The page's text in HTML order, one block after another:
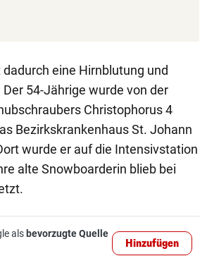
eine Hirnblutung und
54-Jährige wurde von der
Christophorus 4
Bezirkskrankenhaus St. Johann
wurde er auf die Intensivstation
alte Snowboarderin blieb bei
als bevorzugte Quelle
Hinzufügen